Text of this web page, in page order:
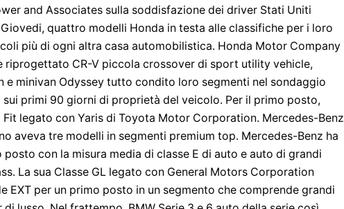
and Associates sulla soddisfazione dei driver Stati Uniti
quattro modelli Honda in testa alle classifiche per i loro
più di ogni altra casa automobilistica. Honda Motor Company
riprogettato CR-V piccola crossover di sport utility vehicle,
e minivan Odyssey tutto condito loro segmenti nel sondaggio
sui primi 90 giorni di proprietà del veicolo. Per il primo posto,
legato con Yaris di Toyota Motor Corporation. Mercedes-Benz
aveva tre modelli in segmenti premium top. Mercedes-Benz ha
con la misura media di classe E di auto e auto di grandi
La sua Classe GL legato con General Motors Corporation
EXT per un primo posto in un segmento che comprende grandi